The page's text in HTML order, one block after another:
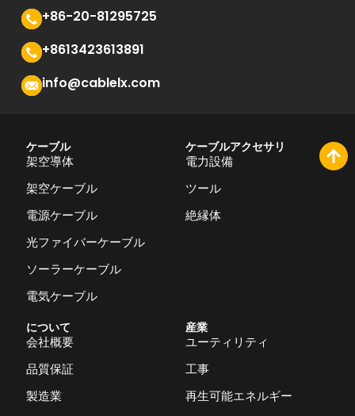
+86-20-81295725
+8613423613891
info@cablelx.com
ケーブル
架空導体
架空ケーブル
電源ケーブル
光ファイバーケーブル
ソーラーケーブル
電気ケーブル
ケーブルアクセサリ
電力設備
ツール
絶縁体
について
会社概要
品質保証
製造業
産業
ユーティリティ
工事
再生可能エネルギー